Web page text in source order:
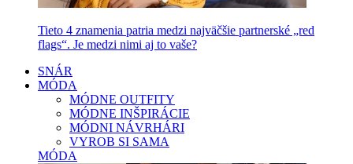
Tieto 4 znamenia patria medzi najväčšie partnerské „red
flags“. Je medzi nimi aj to vaše?
SNÁR
MÓDA
MÓDNE OUTFITY
MÓDNE INŠPIRÁCIE
MÓDNI NÁVRHÁRI
VYROB SI SAMA
MÓDA